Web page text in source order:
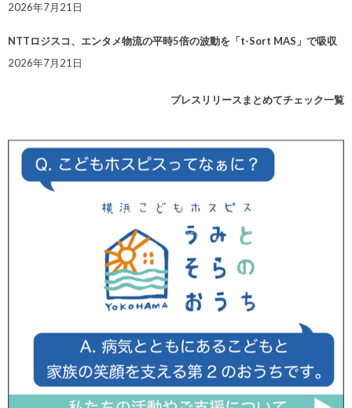
2026年7月21日
NTTロジスコ、エンタメ物流の平時5倍の波動を「t-Sort MAS」で吸収
2026年7月21日
プレスリリースまとめてチェック一覧